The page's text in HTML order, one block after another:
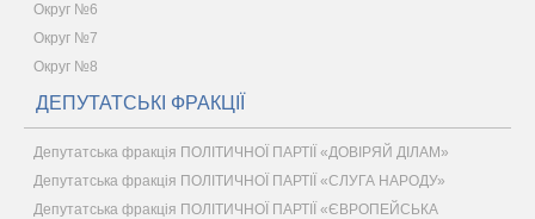
Округ №6
Округ №7
Округ №8
ДЕПУТАТСЬКІ ФРАКЦІЇ
Депутатська фракція ПОЛІТИЧНОЇ ПАРТІЇ «ДОВІРЯЙ ДІЛАМ»
Депутатська фракція ПОЛІТИЧНОЇ ПАРТІЇ «СЛУГА НАРОДУ»
Депутатська фракція ПОЛІТИЧНОЇ ПАРТІЇ «ЄВРОПЕЙСЬКА